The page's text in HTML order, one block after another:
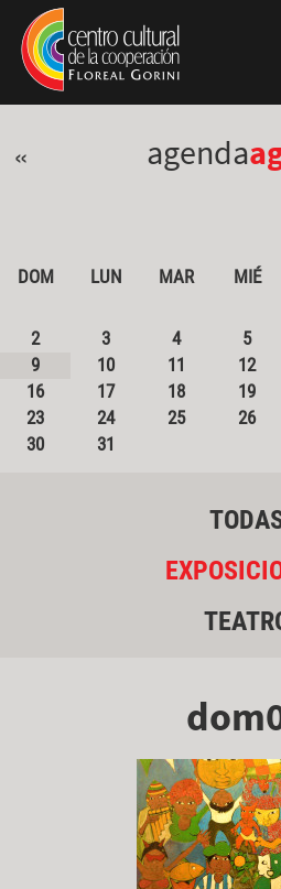
Pasar al contenido principal
Jump to main content
« agenda
DOM LUN MAR MIÉ
2
3 4 5
9
10 11 12
16
17 18 19
23
24 25 26
30
31